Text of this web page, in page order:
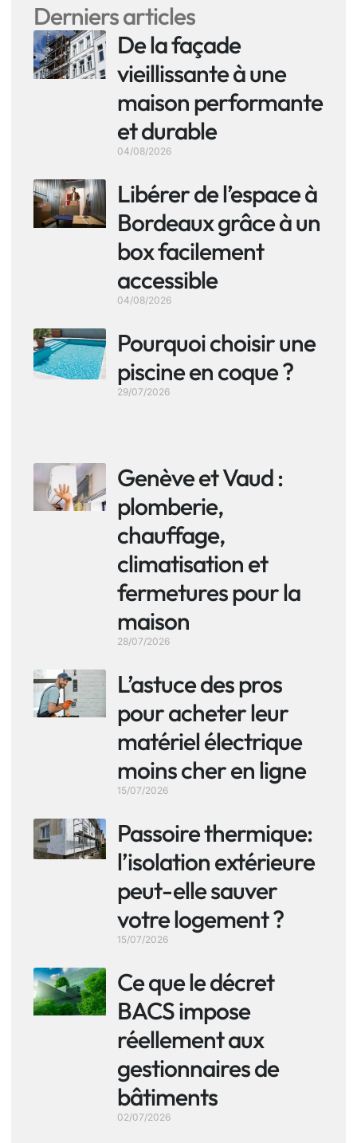
Derniers articles
De la façade
vieillissante à une
maison performante
et durable
04/08/2026
Libérer de l’espace à
Bordeaux grâce à un
box facilement
accessible
04/08/2026
Pourquoi choisir une
piscine en coque ?
29/07/2026
Genève et Vaud :
plomberie,
chauffage,
climatisation et
fermetures pour la
maison
28/07/2026
L’astuce des pros
pour acheter leur
matériel électrique
moins cher en ligne
15/07/2026
Passoire thermique:
l’isolation extérieure
peut-elle sauver
votre logement ?
15/07/2026
Ce que le décret
BACS impose
réellement aux
gestionnaires de
bâtiments
02/07/2026